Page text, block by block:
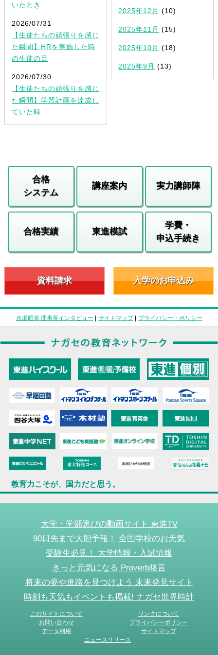
いたとき
2026/07/31
【生徒たちの頑張りを感じ
た瞬間】HRを実施した時
の生徒の目
2026/07/30
【生徒たちの頑張りを感じ
た瞬間】学習計画を達成し
ていた時
2025年12月 (10)
2025年11月 (15)
2025年10月 (18)
2025年9月 (13)
合格
システム
講座案内 実力講師陣
合格実績 東進模試
学費・
申込手続き
資料請求 入学のお申込み
永瀬昭幸 理事長インタビュー | サイトマップ| プライバシー・ポリシー
教育力こそが、国力だと思う。
大学・学部選びの動画サイト 東進TV
90日先まで大胆予報！ 全国学校のお天気
受験生必見！ 大学情報・入試情報
きっと元気になる Proverb格言
将来の夢や進路を見つけよう 未来発見サイト
時刻も天気もイベントも掲載! ナガセ世界時計
このサイトについて
リンクについて
お問い合わせ
プライバシーポリシー
データ利用
サイトマップ
ニュースリリース